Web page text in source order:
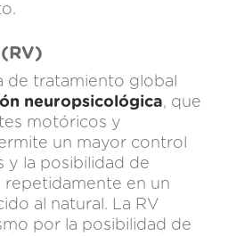
de tratamiento global
neuropsicológica, que
motóricos y
un mayor control
y la posibilidad de
repetidamente en un
al natural. La RV
por la posibilidad de